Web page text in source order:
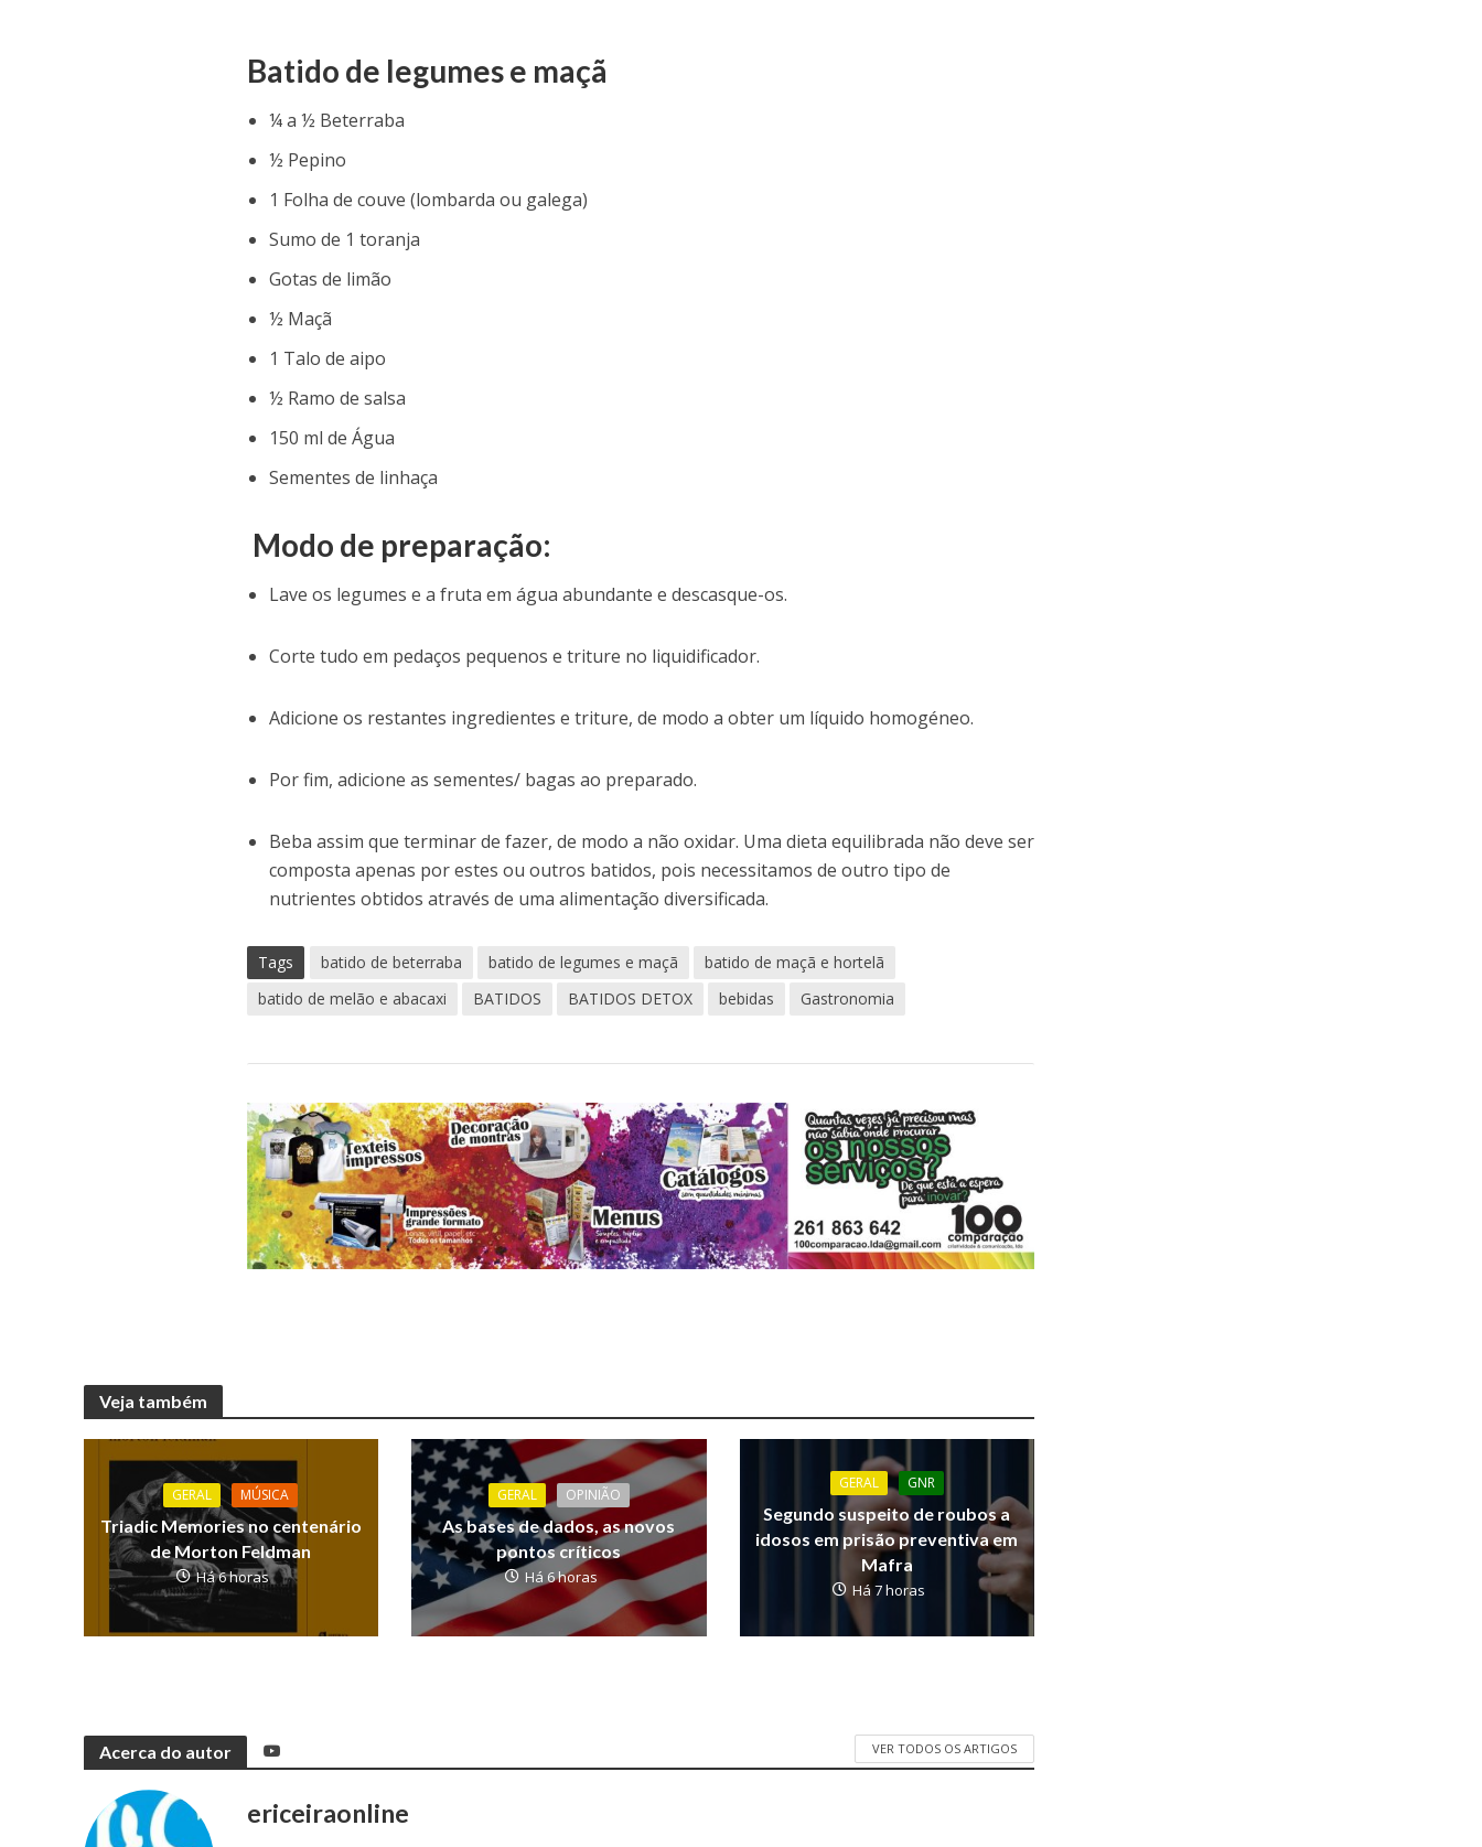
Batido de legumes e maçã
¼ a ½ Beterraba
½ Pepino
1 Folha de couve (lombarda ou galega)
Sumo de 1 toranja
Gotas de limão
½ Maçã
1 Talo de aipo
½ Ramo de salsa
150 ml de Água
Sementes de linhaça
Modo de preparação:
Lave os legumes e a fruta em água abundante e descasque-os.
Corte tudo em pedaços pequenos e triture no liquidificador.
Adicione os restantes ingredientes e triture, de modo a obter um líquido homogéneo.
Por fim, adicione as sementes/ bagas ao preparado.
Beba assim que terminar de fazer, de modo a não oxidar. Uma dieta equilibrada não deve ser
composta apenas por estes ou outros batidos, pois necessitamos de outro tipo de
nutrientes obtidos através de uma alimentação diversificada.
Tags batido de beterraba batido de legumes e maçã
batido de maçã e hortelã
batido de melão e abacaxi
BATIDOS BATIDOS DETOX bebidas Gastronomia
Veja também
GERAL MÚSICA
Triadic Memories no centenário
de Morton Feldman
Há 6 horas
GERAL OPINIÃO
As bases de dados, as novos
pontos críticos
Há 6 horas
GERAL GNR
Segundo suspeito de roubos a
idosos em prisão preventiva em
Mafra
Há 7 horas
Acerca do autor VER TODOS OS ARTIGOS
ericeiraonline